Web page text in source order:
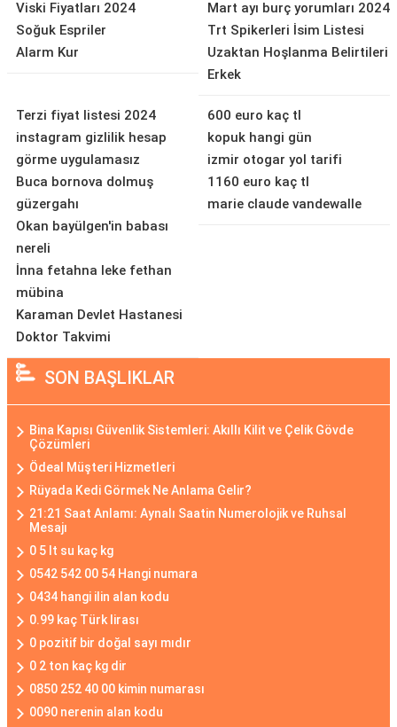
Viski Fiyatları 2024
Soğuk Espriler
Alarm Kur
Mart ayı burç yorumları 2024
Trt Spikerleri İsim Listesi
Uzaktan Hoşlanma Belirtileri
Erkek
Terzi fiyat listesi 2024
instagram gizlilik hesap
görme uygulamasız
Buca bornova dolmuş
güzergahı
Okan bayülgen'in babası
nereli
İnna fetahna leke fethan
mübina
Karaman Devlet Hastanesi
Doktor Takvimi
600 euro kaç tl
kopuk hangi gün
izmir otogar yol tarifi
1160 euro kaç tl
marie claude vandewalle
SON BAŞLIKLAR
Bina Kapısı Güvenlik Sistemleri: Akıllı Kilit ve Çelik Gövde
Çözümleri
Ödeal Müşteri Hizmetleri
Rüyada Kedi Görmek Ne Anlama Gelir?
21:21 Saat Anlamı: Aynalı Saatin Numerolojik ve Ruhsal
Mesajı
0 5 lt su kaç kg
0542 542 00 54 Hangi numara
0434 hangi ilin alan kodu
0.99 kaç Türk lirası
0 pozitif bir doğal sayı mıdır
0 2 ton kaç kg dir
0850 252 40 00 kimin numarası
0090 nerenin alan kodu